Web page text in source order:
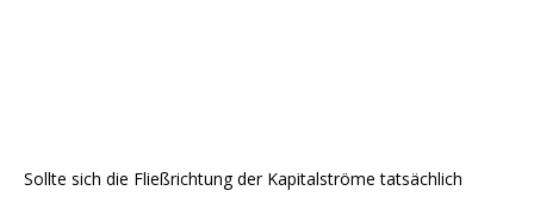
Sollte sich die Fließrichtung der Kapitalströme tatsächlich